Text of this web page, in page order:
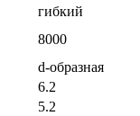
гибкий
8000
d-образная
6.2
5.2